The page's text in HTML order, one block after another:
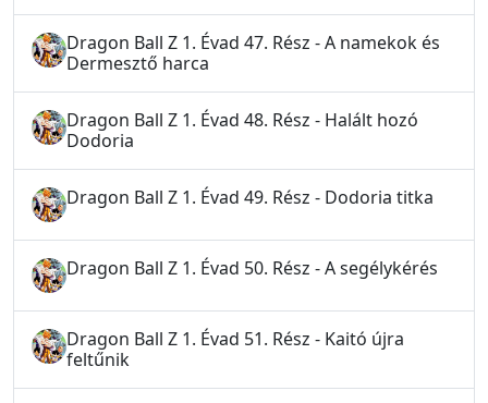
Dragon Ball Z 1. Évad 47. Rész - A namekok és
Dermesztő harca
Dragon Ball Z 1. Évad 48. Rész - Halált hozó
Dodoria
Dragon Ball Z 1. Évad 49. Rész - Dodoria titka
Dragon Ball Z 1. Évad 50. Rész - A segélykérés
Dragon Ball Z 1. Évad 51. Rész - Kaitó újra
feltűnik